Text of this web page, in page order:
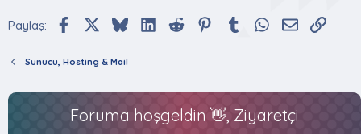
Paylaş: FacebookX (Twitter)
BlueskyLinkedIn
Reddit Pinterest
TumblrWhatsApp
E-posta
Sunucu, Hosting & Mail
Foruma hoşgeldin 👋, Ziyaretçi